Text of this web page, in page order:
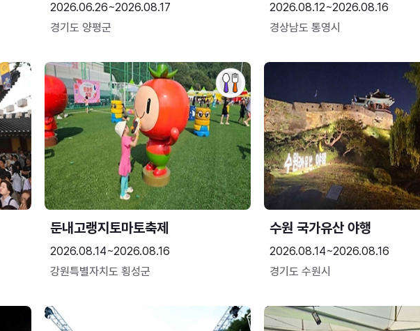
2026.06.26~2026.08.17
경기도 양평군
2026.08.12~2026.08.16
경상남도 통영시
둔내고랭지토마토축제
2026.08.14~2026.08.16
강원특별자치도 횡성군
수원 국가유산 야행
2026.08.14~2026.08.16
경기도 수원시